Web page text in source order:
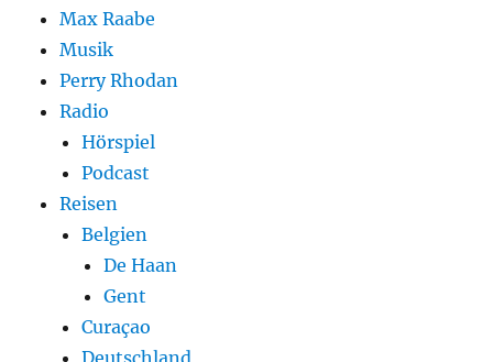
Max Raabe
Musik
Perry Rhodan
Radio
Hörspiel
Podcast
Reisen
Belgien
De Haan
Gent
Curaçao
Deutschland